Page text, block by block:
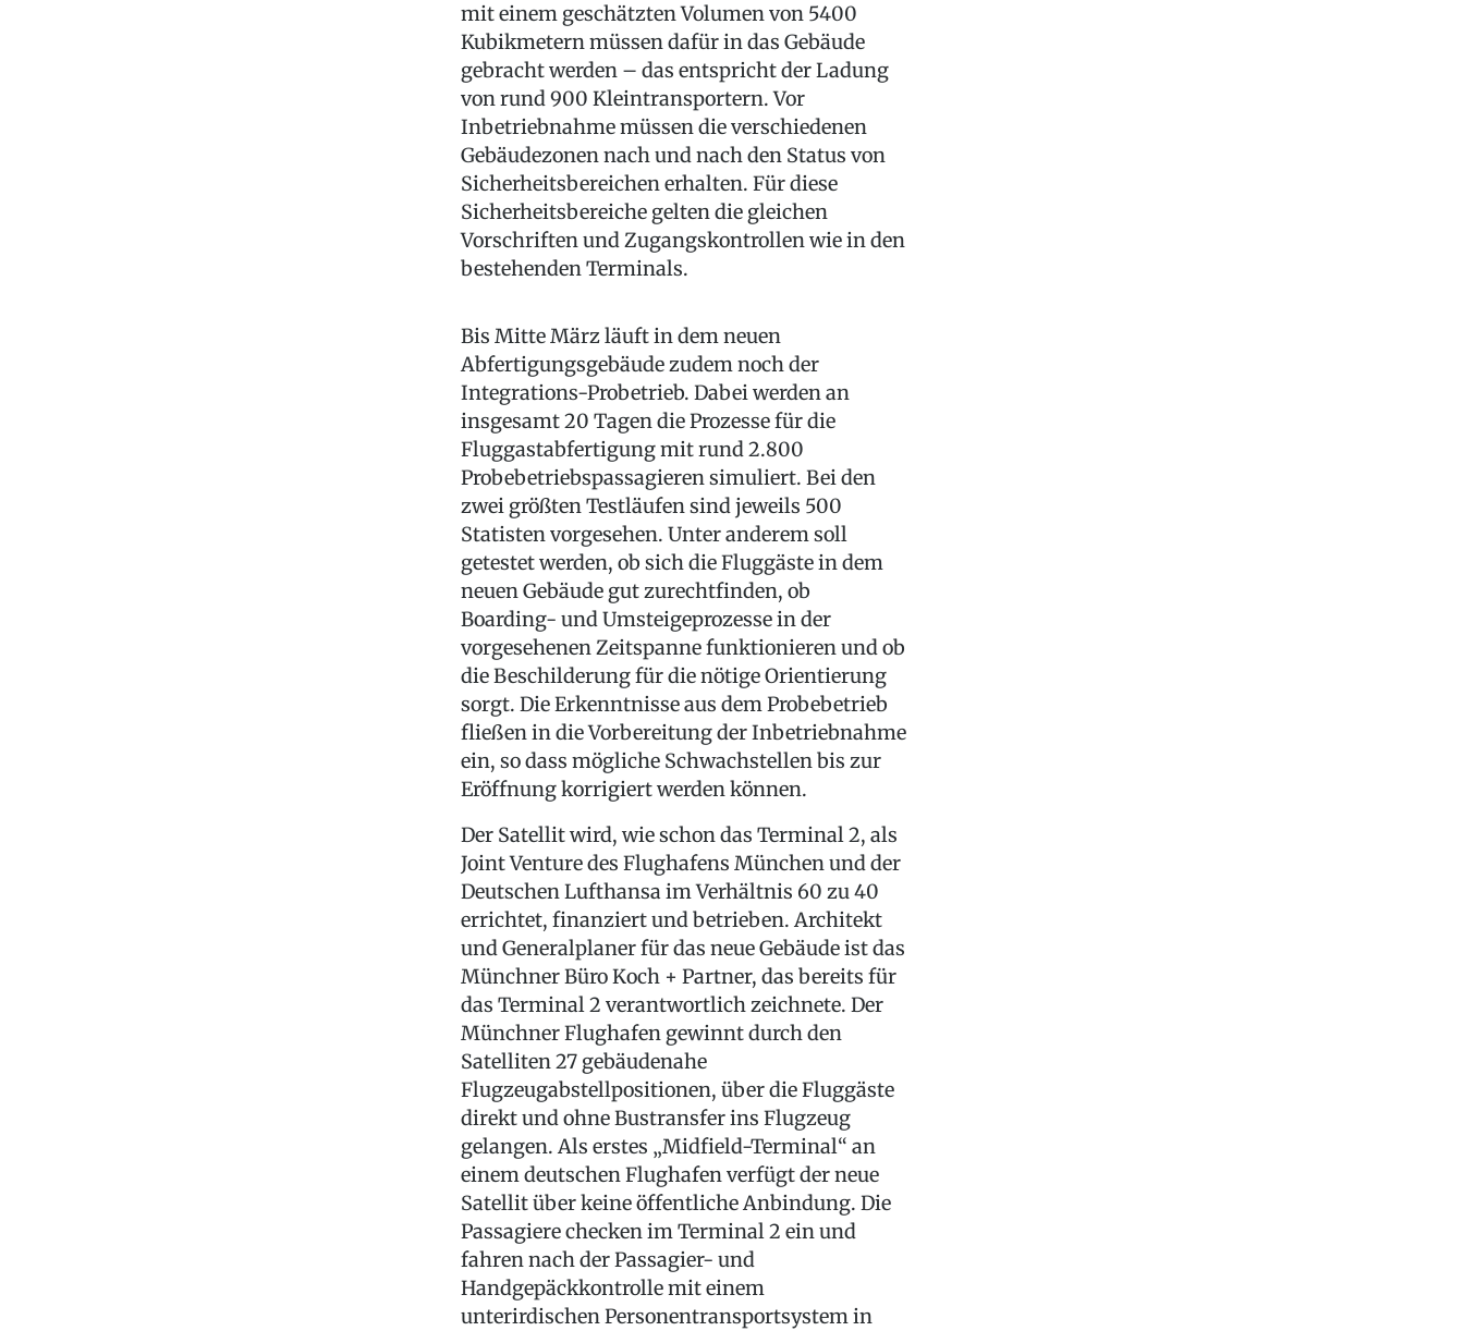
mit einem geschätzten Volumen von 5400
Kubikmetern müssen dafür in das Gebäude
gebracht werden – das entspricht der Ladung
von rund 900 Kleintransportern. Vor
Inbetriebnahme müssen die verschiedenen
Gebäudezonen nach und nach den Status von
Sicherheitsbereichen erhalten. Für diese
Sicherheitsbereiche gelten die gleichen
Vorschriften und Zugangskontrollen wie in den
bestehenden Terminals.
Bis Mitte März läuft in dem neuen
Abfertigungsgebäude zudem noch der
Integrations-Probetrieb. Dabei werden an
insgesamt 20 Tagen die Prozesse für die
Fluggastabfertigung mit rund 2.800
Probebetriebspassagieren simuliert. Bei den
zwei größten Testläufen sind jeweils 500
Statisten vorgesehen. Unter anderem soll
getestet werden, ob sich die Fluggäste in dem
neuen Gebäude gut zurechtfinden, ob
Boarding- und Umsteigeprozesse in der
vorgesehenen Zeitspanne funktionieren und ob
die Beschilderung für die nötige Orientierung
sorgt. Die Erkenntnisse aus dem Probebetrieb
fließen in die Vorbereitung der Inbetriebnahme
ein, so dass mögliche Schwachstellen bis zur
Eröffnung korrigiert werden können.
Der Satellit wird, wie schon das Terminal 2, als
Joint Venture des Flughafens München und der
Deutschen Lufthansa im Verhältnis 60 zu 40
errichtet, finanziert und betrieben. Architekt
und Generalplaner für das neue Gebäude ist das
Münchner Büro Koch + Partner, das bereits für
das Terminal 2 verantwortlich zeichnete. Der
Münchner Flughafen gewinnt durch den
Satelliten 27 gebäudenahe
Flugzeugabstellpositionen, über die Fluggäste
direkt und ohne Bustransfer ins Flugzeug
gelangen. Als erstes „Midfield-Terminal“ an
einem deutschen Flughafen verfügt der neue
Satellit über keine öffentliche Anbindung. Die
Passagiere checken im Terminal 2 ein und
fahren nach der Passagier- und
Handgepäckkontrolle mit einem
unterirdischen Personentransportsystem in